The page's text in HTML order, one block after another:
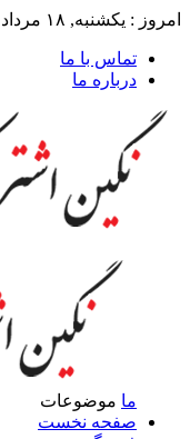
امروز : یکشنبه, ۱۸ مرداد , ۱۴۰۵
تماس با ما
درباره ما
ما موضوعات
صفحه نخست